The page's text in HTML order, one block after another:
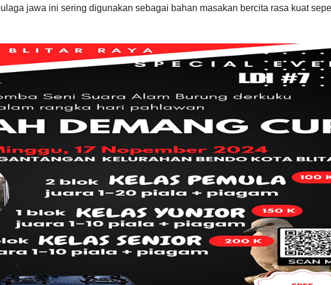
jawa ini sering digunakan sebagai bahan masakan bercita rasa kuat